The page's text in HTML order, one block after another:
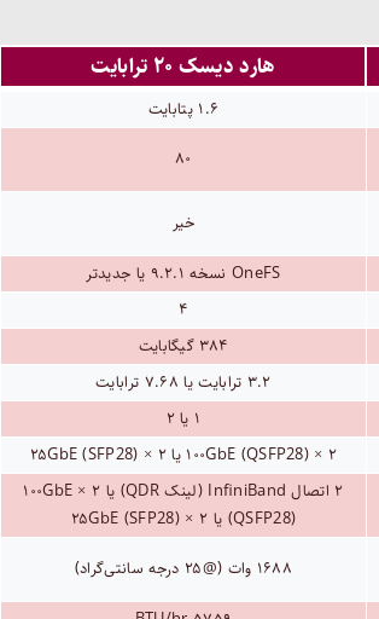
هارد دیسک ۲۰ ترابایت
۱.۶ پتابایت
۸۰
خیر
OneFS نسخه ۹.۲.۱ یا جدیدتر
۴
۳۸۴ گیگابایت
۳.۲ ترابایت یا ۷.۶۸ ترابایت
۱ یا ۲
۲ × ۱۰۰GbE (QSFP28) یا ۲ × ۲۵GbE (SFP28)
۲ اتصال InfiniBand (لینک QDR) یا ۲ × ۱۰۰GbE
(QSFP28) یا ۲ × ۲۵GbE (SFP28)
۱۶۸۸ وات (@۲۵ درجه سانتی‌گراد)